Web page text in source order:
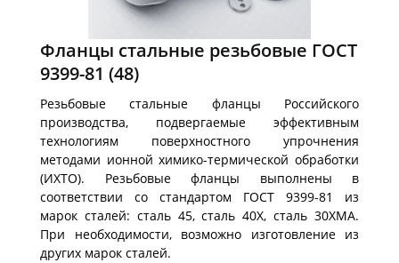
Фланцы стальные резьбовые ГОСТ
9399-81 (48)
Резьбовые стальные фланцы Российского
производства, подвергаемые эффективным
технологиям поверхностного упрочнения
методами ионной химико-термической обработки
(ИХТО). Резьбовые фланцы выполнены в
соответствии со стандартом ГОСТ 9399-81 из
марок сталей: сталь 45, сталь 40Х, сталь 30ХМА.
При необходимости, возможно изготовление из
других марок сталей.